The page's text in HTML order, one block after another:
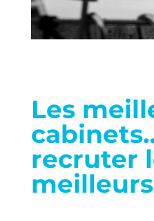
Les
recruter